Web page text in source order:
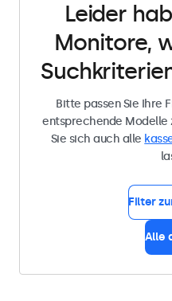
Leider
Monitore,
Bitte passen Sie Ihre
entsprechende Modelle
Sie sich auch alle
Filter
Alle